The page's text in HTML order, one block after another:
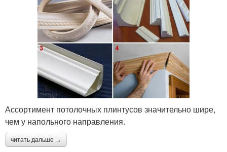
Ассортимент потолочных плинтусов значительно шире,
чем у напольного направления.
читать дальше →